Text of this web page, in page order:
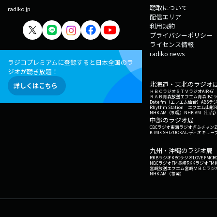
radiko.jp
ラジコプレミアムに登録すると日本全国のラ
ジオが聴き放題！
詳しくはこちら
聴取について
配信エリア
利用規約
プライバシーポリシー
ライセンス情報
radiko news
北海道・東北のラジオ
ＨＢＣラジオＳＴＶラジオAIR-G'
ＲＡＢ青森放送エフエム青森IBC
Date fm（エフエム仙台） ABSラ
Rhythm Station エフエム山形
NHK AM（札幌） NHK AM（仙台
中部のラジオ局
CBCラジオ東海ラジオぎふチャン
K-MIX SHIZUOKAレディオキュー
九州・沖縄のラジオ局
RKBラジオKBCラジオLOVE FM
NBCラジオFM長崎RKKラジオ
宮崎放送エフエム宮崎ＭＢＣラジ
NHK AM（福岡）